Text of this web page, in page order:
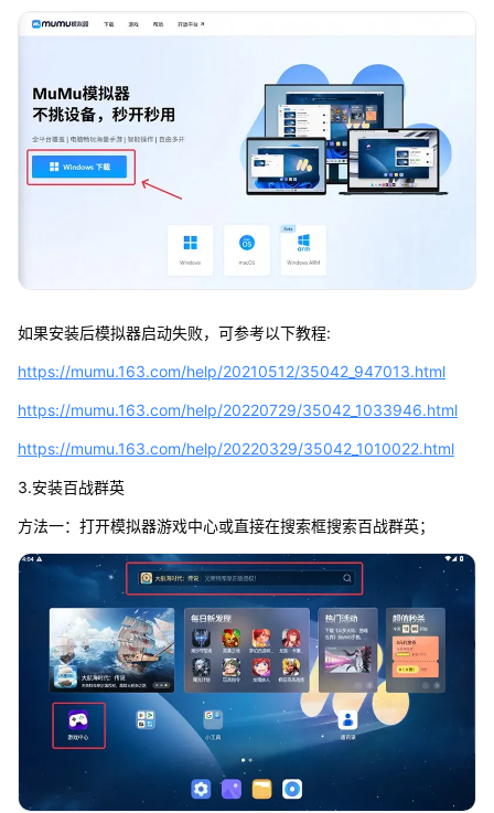
如果安装后模拟器启动失败，可参考以下教程:
https://mumu.163.com/help/20210512/35042_947013.html
https://mumu.163.com/help/20220729/35042_1033946.html
https://mumu.163.com/help/20220329/35042_1010022.html
3.安装百战群英
方法一：打开模拟器游戏中心或直接在搜索框搜索百战群英；